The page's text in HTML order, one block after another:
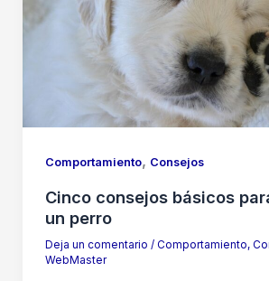
Comportamiento, Consejos
Cinco consejos básicos
un perro
Deja un comentario / Comportamiento,
WebMaster